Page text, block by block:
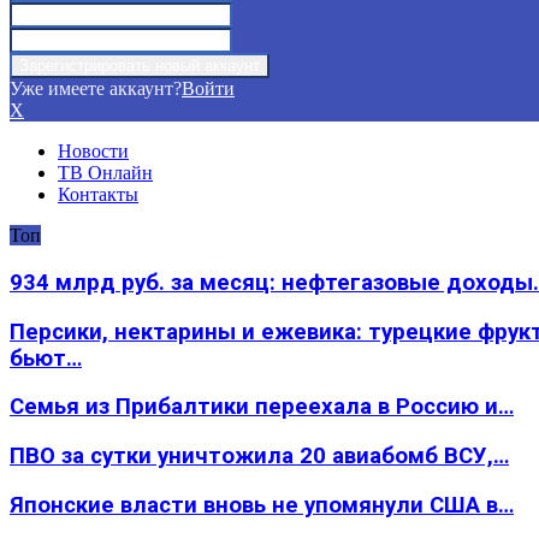
Уже имеете аккаунт?Войти
X
Новости
ТВ Онлайн
Контакты
Топ
934 млрд руб. за месяц: нефтегазовые
Персики, нектарины и ежевика: турецкие
бьют…
Семья из Прибалтики переехала в Россию и…
ПВО за сутки уничтожила 20 авиабомб ВСУ,…
Японские власти вновь не упомянули США в…